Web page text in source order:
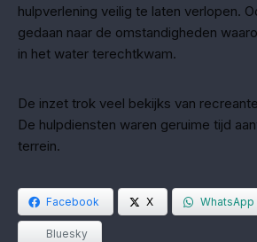
hulpverlening veilig te laten verlopen.
gedaan naar de omstandigheden
in het water terechtkwam.
De inzet trok veel bekijks van
De hulpdiensten waren geruime tijd
terrein.
Facebook X WhatsApp
Bluesky